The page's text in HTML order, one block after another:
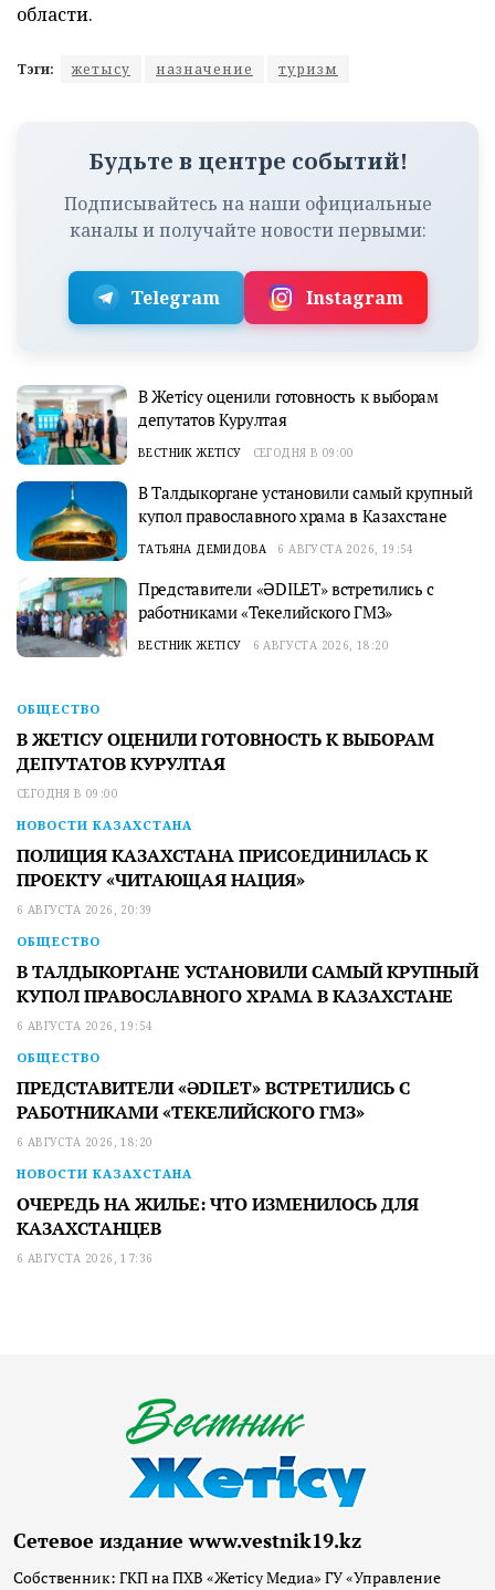
области.
Тэги: жетысу назначение туризм
Будьте в центре событий!
Подписывайтесь на наши официальные
каналы и получайте новости первыми:
Telegram Instagram
В Жетісу оценили готовность к выборам
депутатов Курултая
ВЕСТНИК ЖЕТІСУ СЕГОДНЯ В 09:00
В Талдыкоргане установили самый крупный
купол православного храма в Казахстане
ТАТЬЯНА ДЕМИДОВА 6 АВГУСТА 2026, 19:54
Представители «ӘDILET» встретились с
работниками «Текелийского ГМЗ»
ВЕСТНИК ЖЕТІСУ 6 АВГУСТА 2026, 18:20
ОБЩЕСТВО
В ЖЕТІСУ ОЦЕНИЛИ ГОТОВНОСТЬ К ВЫБОРАМ
ДЕПУТАТОВ КУРУЛТАЯ
СЕГОДНЯ В 09:00
НОВОСТИ КАЗАХСТАНА
ПОЛИЦИЯ КАЗАХСТАНА ПРИСОЕДИНИЛАСЬ К
ПРОЕКТУ «ЧИТАЮЩАЯ НАЦИЯ»
6 АВГУСТА 2026, 20:39
ОБЩЕСТВО
В ТАЛДЫКОРГАНЕ УСТАНОВИЛИ САМЫЙ КРУПНЫЙ
КУПОЛ ПРАВОСЛАВНОГО ХРАМА В КАЗАХСТАНЕ
6 АВГУСТА 2026, 19:54
ОБЩЕСТВО
ПРЕДСТАВИТЕЛИ «ӘDILET» ВСТРЕТИЛИСЬ С
РАБОТНИКАМИ «ТЕКЕЛИЙСКОГО ГМЗ»
6 АВГУСТА 2026, 18:20
НОВОСТИ КАЗАХСТАНА
ОЧЕРЕДЬ НА ЖИЛЬЕ: ЧТО ИЗМЕНИЛОСЬ ДЛЯ
КАЗАХСТАНЦЕВ
6 АВГУСТА 2026, 17:36
Сетевое издание www.vestnik19.kz
Собственник: ГКП на ПХВ «Жетісу Медиа» ГУ «Управление